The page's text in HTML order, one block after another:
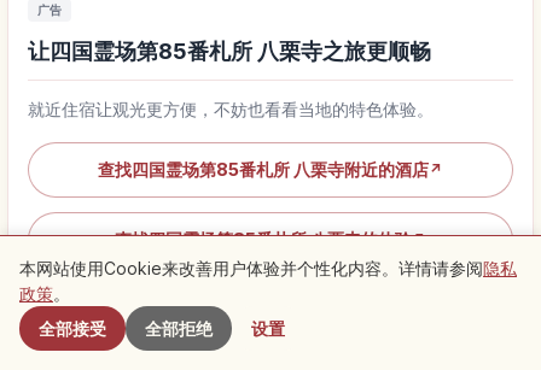
广告
让四国霊场第85番札所 八栗寺之旅更顺畅
就近住宿让观光更方便，不妨也看看当地的特色体验。
查找四国霊场第85番札所 八栗寺附近的酒店↗
查找四国霊场第85番札所 八栗寺的体验↗
附近景点
本网站使用Cookie来改善用户体验并个性化内容。详情请参阅隐私
政策。
全部接受
全部拒绝 设置